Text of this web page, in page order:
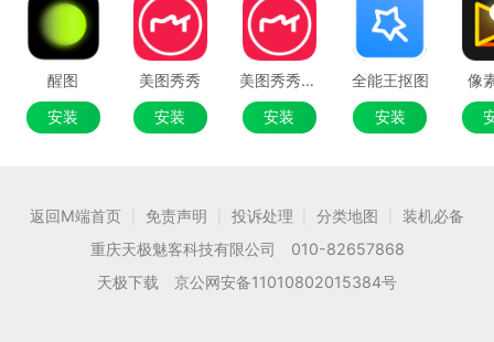
醒图
安装
美图秀秀
安装
美图秀秀64位
安装
全能王抠图
安装
像
返回M端首页 免责声明 投诉处理 分类地图
装机必备
重庆天极魅客科技有限公司 010-82657868
天极下载 京公网安备11010802015384号